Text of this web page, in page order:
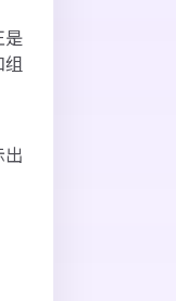
是
组
出